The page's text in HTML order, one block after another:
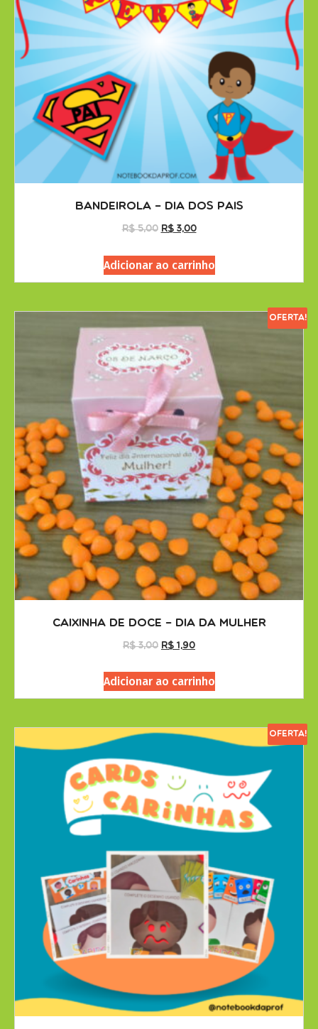
Bandeirola – Dia dos Pais
R$5,00 R$3,00
Adicionar ao carrinho
Oferta!
Caixinha de doce – Dia da Mulher
R$3,00 R$ 1,90
Adicionar ao carrinho
Oferta!